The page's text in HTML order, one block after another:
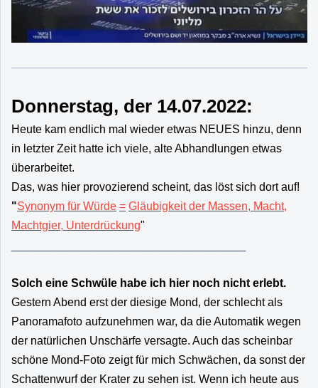
Donnerstag, der 14.07.2022:
Heute kam endlich mal wieder etwas NEUES hinzu, denn
in letzter Zeit hatte ich viele, alte Abhandlungen etwas
überarbeitet.
Das, was hier provozierend scheint, das löst sich dort auf!
"Synonym für Würde = Gläubigkeit der Massen, Macht,
Machtgier, Unterdrückung"
Solch eine Schwüle habe ich hier noch nicht erlebt.
Gestern Abend erst der diesige Mond, der schlecht als
Panoramafoto aufzunehmen war, da die Automatik wegen
der natürlichen Unschärfe versagte. Auch das scheinbar
schöne Mond-Foto zeigt für mich Schwächen, da sonst der
Schattenwurf der Krater zu sehen ist. Wenn ich heute aus